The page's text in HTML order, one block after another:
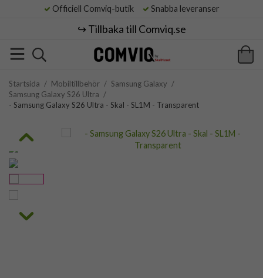
Officiell Comviq-butik Snabba leveranser
↪️ Tillbaka till Comviq.se
Startsida / Mobiltillbehör / Samsung Galaxy /
Samsung Galaxy S26 Ultra /
- Samsung Galaxy S26 Ultra - Skal - SL1M - Transparent